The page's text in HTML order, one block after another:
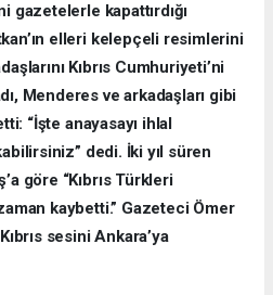
gazetelerle kapattırdığı
elleri kelepçeli resimlerini
Kıbrıs Cumhuriyeti’ni
Menderes ve arkadaşları gibi
“İşte anayasayı ihlal
dedi. İki yıl süren
göre “Kıbrıs Türkleri
kaybetti.” Gazeteci Ömer
sesini Ankara’ya